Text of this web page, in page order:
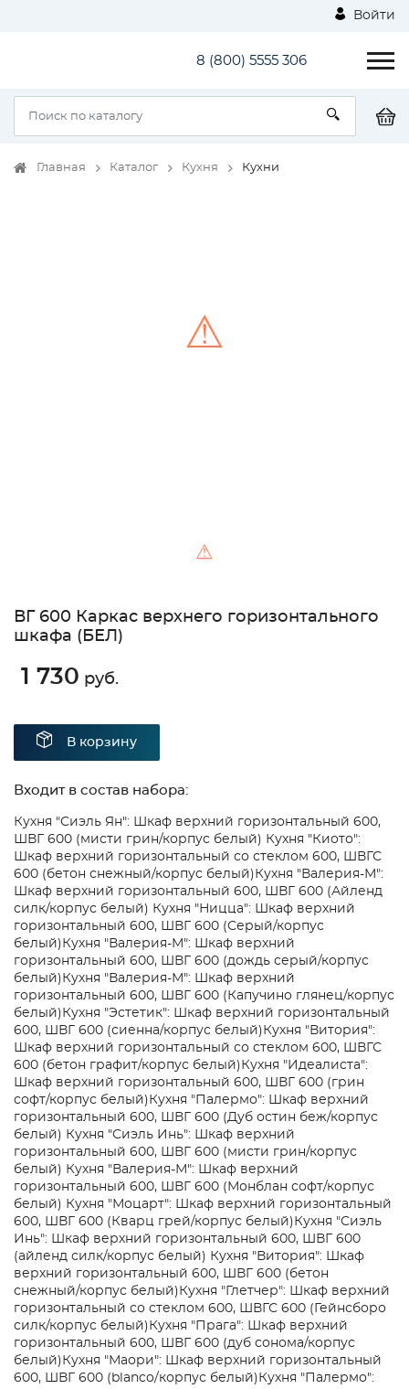
Войти
8 (800) 5555 306
Главная Каталог Кухня Кухни
⚠
⚠
ВГ 600 Каркас верхнего горизонтального
шкафа (БЕЛ)
1 730 руб.
В корзину
Входит в состав набора:
Кухня "Сиэль Ян": Шкаф верхний горизонтальный 600,
ШВГ 600 (мисти грин/корпус белый) Кухня "Киото":
Шкаф верхний горизонтальный со стеклом 600, ШВГС
600 (бетон снежный/корпус белый) Кухня "Валерия-М":
Шкаф верхний горизонтальный 600, ШВГ 600 (Айленд
силк/корпус белый) Кухня "Ницца": Шкаф верхний
горизонтальный 600, ШВГ 600 (Серый/корпус
белый) Кухня "Валерия-М": Шкаф верхний
горизонтальный 600, ШВГ 600 (дождь серый/корпус
белый) Кухня "Валерия-М": Шкаф верхний
горизонтальный 600, ШВГ 600 (Капучино глянец/корпус
белый) Кухня "Эстетик": Шкаф верхний горизонтальный
600, ШВГ 600 (сиенна/корпус белый) Кухня "Витория":
Шкаф верхний горизонтальный со стеклом 600, ШВГС
600 (бетон графит/корпус белый) Кухня "Идеалиста":
Шкаф верхний горизонтальный 600, ШВГ 600 (грин
софт/корпус белый) Кухня "Палермо": Шкаф верхний
горизонтальный 600, ШВГ 600 (Дуб остин беж/корпус
белый) Кухня "Сиэль Инь": Шкаф верхний
горизонтальный 600, ШВГ 600 (мисти грин/корпус
белый) Кухня "Валерия-М": Шкаф верхний
горизонтальный 600, ШВГ 600 (Монблан софт/корпус
белый) Кухня "Моцарт": Шкаф верхний горизонтальный
600, ШВГ 600 (Кварц грей/корпус белый) Кухня "Сиэль
Инь": Шкаф верхний горизонтальный 600, ШВГ 600
(айленд силк/корпус белый) Кухня "Витория": Шкаф
верхний горизонтальный 600, ШВГ 600 (бетон
снежный/корпус белый) Кухня "Глетчер": Шкаф верхний
горизонтальный со стеклом 600, ШВГС 600 (Гейнсборо
силк/корпус белый) Кухня "Прага": Шкаф верхний
горизонтальный 600, ШВГ 600 (дуб сонома/корпус
белый) Кухня "Маори": Шкаф верхний горизонтальный
600, ШВГ 600 (blanco/корпус белый) Кухня "Палермо":